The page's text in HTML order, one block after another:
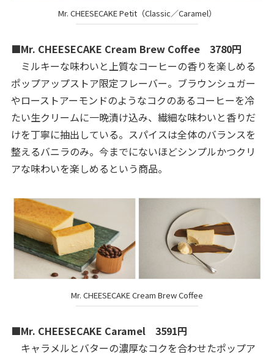
Mr. CHEESECAKE Petit（Classic／Caramel）
■Mr. CHEESECAKE Cream Brew Coffee 3780円
ミルキーな味わいと上質なコーヒーの香りを楽しめる
ポップアップストア限定フレーバー。ブラウンシュガー
やローストアーモンドのようなコクのあるコーヒーを冷
たい生クリームに一晩漬け込み、繊細な味わいと香りだ
けを丁寧に抽出している。スパイスは全体のバランスを
整えるバニラのみ。今までにないほどシンプルかつクリ
アな味わいを楽しめるという商品。
Mr. CHEESECAKE Cream Brew Coffee
■Mr. CHEESECAKE Caramel 3591円
キャラメルとバターの濃厚なコクを合わせたポップア